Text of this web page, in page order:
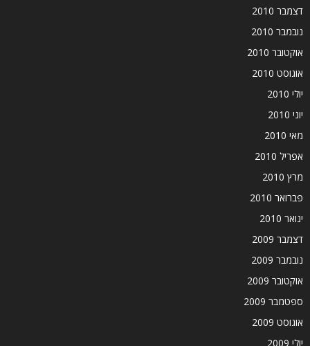
דצמבר 2010
נובמבר 2010
אוקטובר 2010
אוגוסט 2010
יולי 2010
יוני 2010
מאי 2010
אפריל 2010
מרץ 2010
פברואר 2010
ינואר 2010
דצמבר 2009
נובמבר 2009
אוקטובר 2009
ספטמבר 2009
אוגוסט 2009
יולי 2009